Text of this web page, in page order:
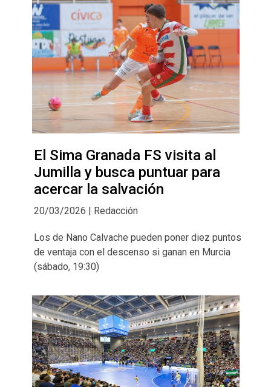
El Sima Granada FS visita al
Jumilla y busca puntuar para
acercar la salvación
20/03/2026 | Redacción
Los de Nano Calvache pueden poner diez puntos
de ventaja con el descenso si ganan en Murcia
(sábado, 19:30)